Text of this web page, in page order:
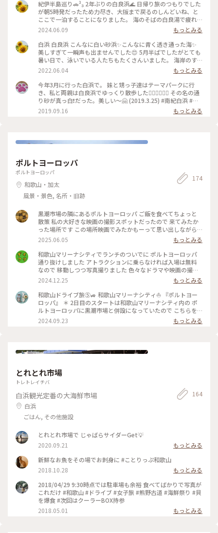
（写真2枚目） そしてこの日のゴール、那智の滝は連日の雨で
水量が増し、「本来は三筋。こんなに勢いのある那智の滝を見
れてよかった」と語り部さん。 滝のそばまで近づけば、滝の
ミストがひんやりと、歩き疲れた体を癒してくれたのでした。
（写真4、5枚目） スポットは大門坂です。 #ひみつの絶景 #熊
野 #熊野古道 #大門坂 #那智の滝 #大斎原大鳥居 #那智の滝神秘
ウォークは #次回のお楽しみ
紀伊半島巡り🚗³₃ 2年ぶりの白良浜🌊 日帰り旅のつもりでした
が朝5時発だったため力尽き、大阪まで戻るのしんどいね、と
ここで一泊することになりました。 海のそばの白良湯で疲れ
を癒し、海岸に座って日が沈むのをしばらく眺めました。 白
良湯は昔ながら雰囲気があり番台にはおかみさんが座っていま
す。しょっぱくてとろみのある湯。シャンプーや石鹸はなくド
ライヤーもありませんが、お湯に浸かって窓を少し開けると白
良浜と海と空の素晴らしい眺めを見ることが出来ます✨ 人の少
なくなった海はノスタルジックで、いつまで見ていても飽きる
ことのない景色でした🌅 #紀伊半島巡り #白浜 #白良浜 #白良
湯 #温泉 #銭湯 #和歌山
2024.06.09
もっとみる
白浜 白良浜 こんなに白い砂浜✨こんなに青く透き通った海✨
美しすぎて一瞬声も出ませんでした😍 5月半ばでしたがとても
暑い日で、泳いでいる人たちもたくさんいました。 海岸のす
ぐそばには露天風呂がありましたが今は営業していないようで
す。 海岸から道路側まで上がると足湯も。 足湯には入る事が
でき、ちょっとぬるめだけれど気持ちよかったです😊 #ヒーリ
ング旅 #春風さんぽ #Myことりっぷ #白浜 #白良浜
2022.06.04
もっとみる
今年3月に行った白浜で。 妹と甥っ子達はテーマパークに行
き、私と両親は白良浜でゆっくり散歩した🚶‍♂️🚶‍♀️🚶‍♂️ その名の通
り砂が真っ白❗️だった。美しい〜🤗 (2019.3.25) #南紀白浜 #白
良浜 #ビーチ #海🏖
2019.09.16 もっとみる
ポルトヨーロッパ
ポルトヨーロッパ
和歌山・加太
風景・景色, 名所・旧跡
174
黒潮市場の隣にあるポルトヨーロッパ ご飯を食べてちょっと
散策 私の大好きな映画の撮影スポットだったので 来てみたか
った場所です この場所映画でみたかもーって思い出しながら
街並み散策✨️✨️ #私のことりっぷ #ポルトヨーロッパ #アートな
景色 #和歌山旅行 #GW前半 #のんびり更新中
2025.06.05
もっとみる
和歌山マリーナシティでランチのついでに ポルトヨーロッパ
通り抜けしました アトラクションに乗らなければ入場は無料
なので 移動しつつ写真撮りました 色々なドラマや映画の撮影
に使われているので 『ここ見たことある！』という場所だら
け 最近では映画“はたらく細胞”に広場がめっちゃ使われてい
ました
2024.12.25
もっとみる
和歌山ドライブ旅⑤🚙 和歌山マリーナシティ⛵️ 『ポルトヨー
ロッパ』 ＊ 2日目のスタートは和歌山マリーナシティ内の ポ
ルトヨーロッパに黒潮市場と併設になっていたので こちらを
通り抜けさせてもらいました😊 ＊ ポルトヨーロッパはことり
っぷ記事でも 紹介されているとおり 中世の地中海の港町をモ
るのでワンちゃん連れの方も たくさんいらっしゃいました😊
ウォータースライダーはずぶ濡れ覚悟が 必要です💦 ウェーブ
スインガー（空中ブランコ）なら 乗れるんじゃないかな？と
近くに行ったら すごい悲鳴が聞こえて来たので 怖気付きやめ
ました😅 ＊ 夜には花火が上がったそうです🎇 マリーナシティ
ロッパ #ことりっぷ旅2024 #クラシカルな街 #タイルがか
2024.09.23 もっとみる
とれとれ市場
トレトレイチバ
白浜観光定番の大海鮮市場
白浜
ごはん, その他施設
164
とれとれ市場で じゃばらサイダーGet💡
2020.09.21
もっとみる
新鮮なお魚をその場でお刺身に #ことりっぷ和歌山
2018.10.28
もっとみる
2018/04/29 9:30時点では駐車場も余裕 食べてばかりで写真が
これだけ #和歌山 #ドライブ #女子旅 #熊野古道 #海鮮祭り #貝
を爆食 #次回はクーラーBOX持参
2018.05.01
もっとみる